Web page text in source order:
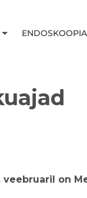
veebruaril on